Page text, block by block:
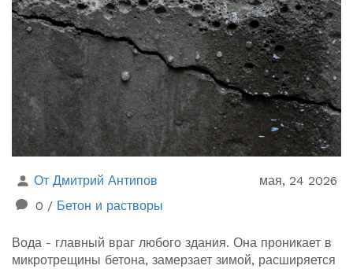
От Дмитрий Антипов
мая, 24 2026
0 / Бетон и растворы
Вода - главный враг любого здания. Она проникает в
микротрещины бетона, замерзает зимой, расширяется